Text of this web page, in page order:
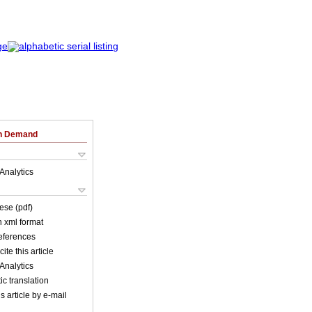
Demand
(pdf)
xml format
this article
translation
article by e-mail